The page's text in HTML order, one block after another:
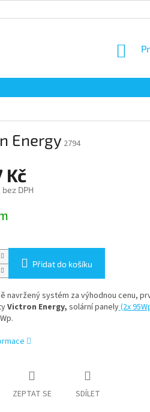
OD SMLOUVY
Energy 2794
Kč
bez DPH
Přidat do košíku
navržený systém za výhodnou cenu,
Victron Energy, solární panely(2x
ZEPTAT SE SDÍLET